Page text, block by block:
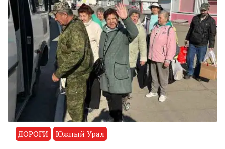
ДОРОГИ Южный Урал